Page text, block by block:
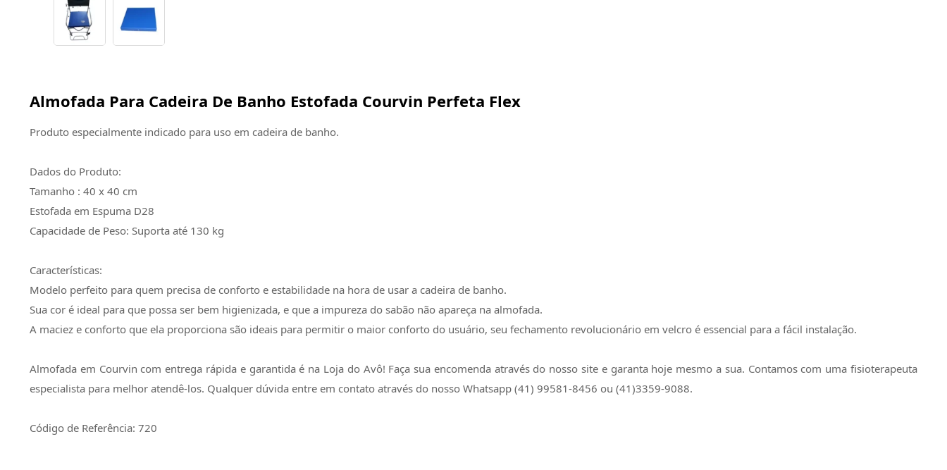
Almofada Para Cadeira De Banho Estofada Courvin Perfeta Flex
Produto especialmente indicado para uso em cadeira de banho.
Dados do Produto:
Tamanho : 40 x 40 cm
Estofada em Espuma D28
Capacidade de Peso: Suporta até 130 kg
Características:
Modelo perfeito para quem precisa de conforto e estabilidade na hora de usar a cadeira de banho.
Sua cor é ideal para que possa ser bem higienizada, e que a impureza do sabão não apareça na almofada.
A maciez e conforto que ela proporciona são ideais para permitir o maior conforto do usuário, seu fechamento revolucionário em velcro é essencial para a fácil instalação.
Almofada em Courvin com entrega rápida e garantida é na Loja do Avô! Faça sua encomenda através do nosso site e garanta hoje mesmo a sua. Contamos com uma fisioterapeuta
especialista para melhor atendê-los. Qualquer dúvida entre em contato através do nosso Whatsapp (41) 99581-8456 ou (41)3359-9088.
Código de Referência: 720